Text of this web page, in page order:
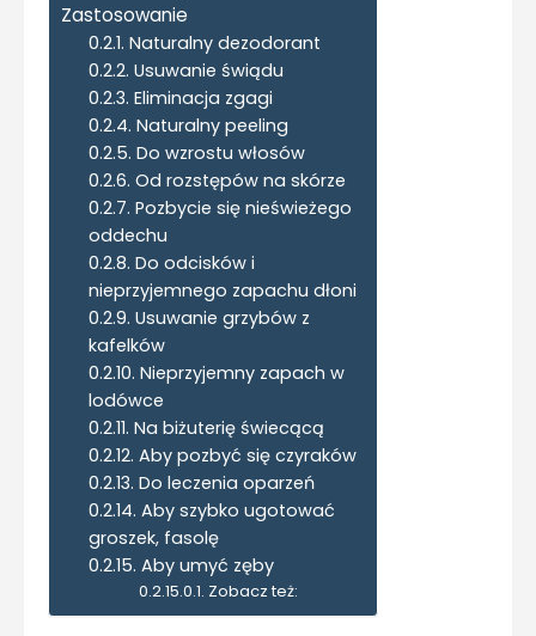
Zastosowanie
Naturalny dezodorant
Usuwanie świądu
Eliminacja zgagi
Naturalny peeling
Do wzrostu włosów
Od rozstępów na skórze
Pozbycie się nieświeżego
oddechu
Do odcisków i
nieprzyjemnego zapachu dłoni
Usuwanie grzybów z
kafelków
Nieprzyjemny zapach w
lodówce
Na biżuterię świecącą
Aby pozbyć się czyraków
Do leczenia oparzeń
Aby szybko ugotować
groszek, fasolę
Aby umyć zęby
Zobacz też: